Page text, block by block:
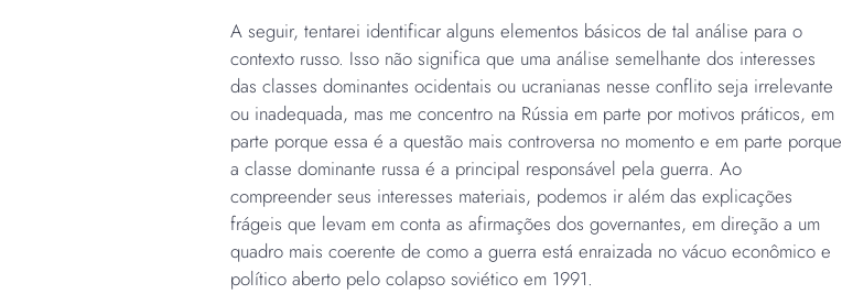
A seguir, tentarei identificar alguns elementos básicos de tal análise para o
contexto russo. Isso não significa que uma análise semelhante dos interesses
das classes dominantes ocidentais ou ucranianas nesse conflito seja irrelevante
ou inadequada, mas me concentro na Rússia em parte por motivos práticos, em
parte porque essa é a questão mais controversa no momento e em parte porque
a classe dominante russa é a principal responsável pela guerra. Ao
compreender seus interesses materiais, podemos ir além das explicações
frágeis que levam em conta as afirmações dos governantes, em direção a um
quadro mais coerente de como a guerra está enraizada no vácuo econômico e
político aberto pelo colapso soviético em 1991.